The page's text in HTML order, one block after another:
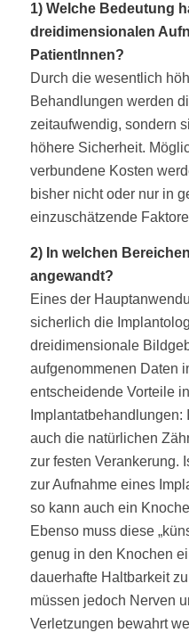
1) Welche Bedeutung
dreidimensionalen
PatientInnen?
Durch die wesentlich
Behandlungen werden
zeitaufwendig, sondern
höhere Sicherheit.
verbundene Kosten
bisher nicht oder nur in
einzuschätzende
2) In welchen
angewandt?
Eines der
sicherlich die
dreidimensionale
aufgenommenen Daten
entscheidende Vorteile
auch die natürlichen
zur festen Verankerung.
zur Aufnahme eines
so kann auch ein
Ebenso muss diese
genug in den Knochen
dauerhafte Haltbarkeit
müssen jedoch Nerven
Verletzungen bewahrt